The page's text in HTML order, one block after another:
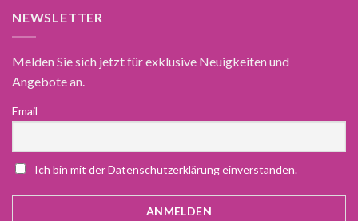
NEWSLETTER
Melden Sie sich jetzt für exklusive Neuigkeiten und
Angebote an.
Email
Ich bin mit der Datenschutzerklärung einverstanden.